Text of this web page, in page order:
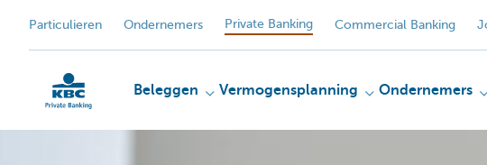
Particulieren Ondernemers Private Banking Commercial Banking
Beleggen Vermogensplanning Ondernemers